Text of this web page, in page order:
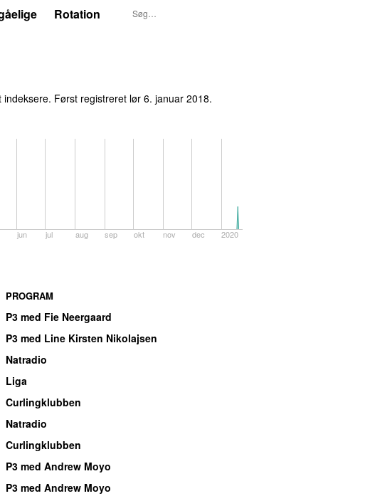
Rotation
Først registreret lør 6. januar 2018.
jun jul aug sep okt nov dec 2020
PROGRAM
P3 med Fie Neergaard
P3 med Line Kirsten Nikolajsen
Natradio
Liga
Curlingklubben
Natradio
Curlingklubben
P3 med Andrew Moyo
P3 med Andrew Moyo